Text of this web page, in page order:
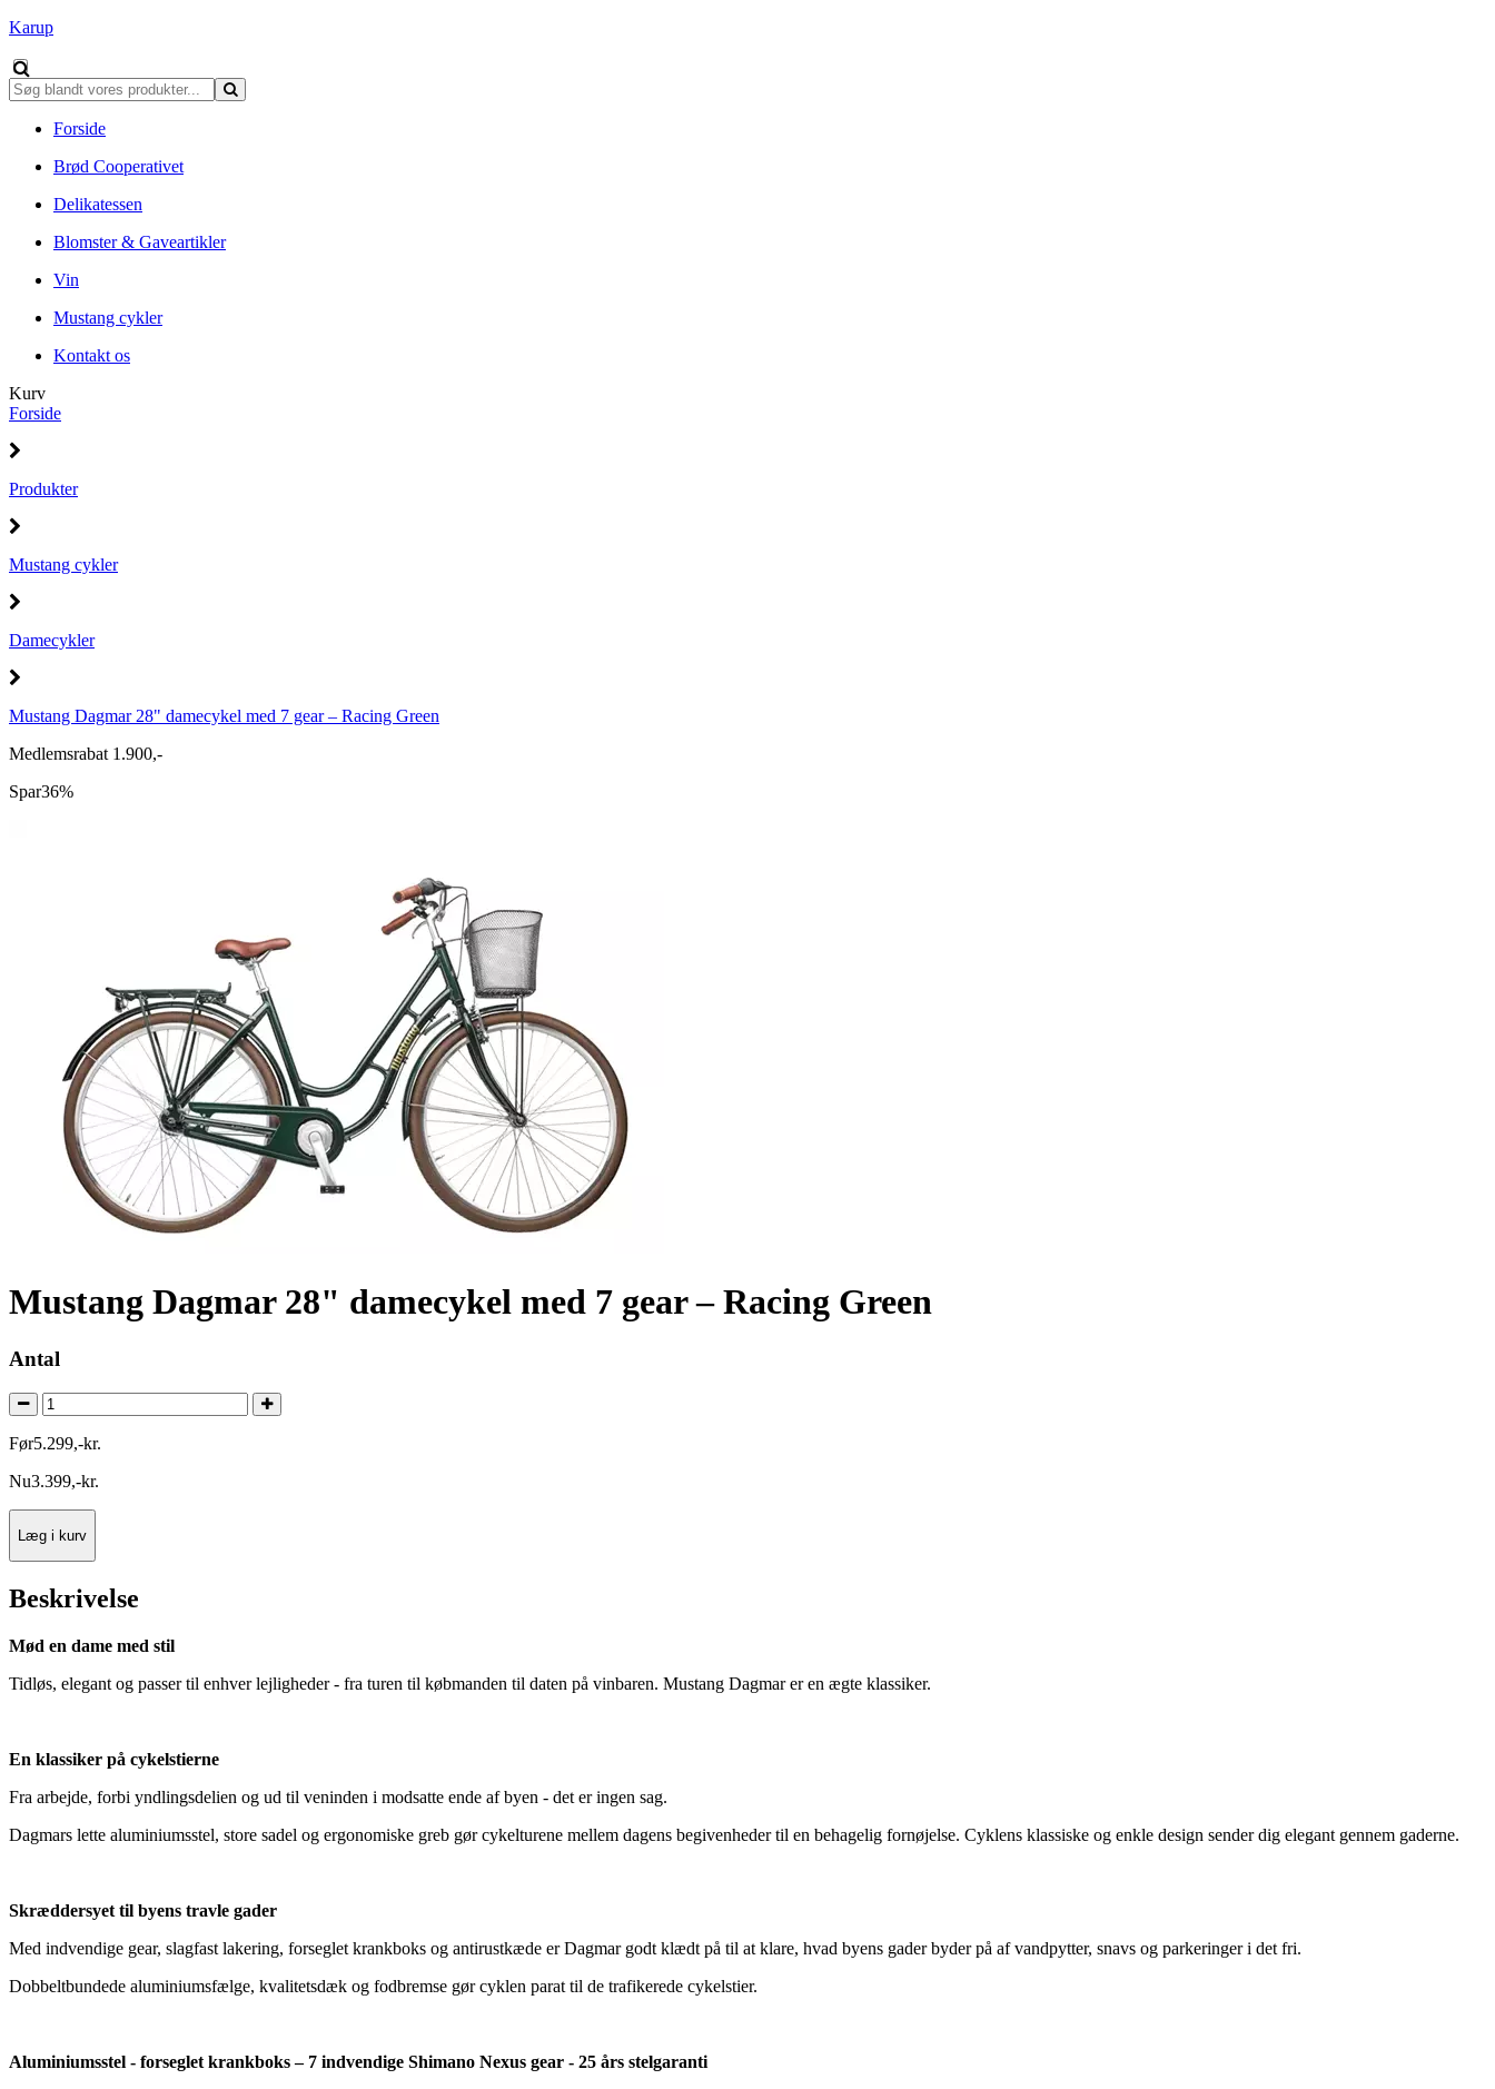
Karup
Forside
Brød Cooperativet
Delikatessen
Blomster & Gaveartikler
Vin
Mustang cykler
Kontakt os
Kurv
Forside
Produkter
Mustang cykler
Damecykler
Mustang Dagmar 28" damecykel med 7 gear – Racing Green
Medlemsrabat 1.900,-
Spar36%
Mustang Dagmar 28" damecykel med 7 gear – Racing Green
Antal
Før5.299,-kr.
Nu3.399,-kr.
Læg i kurv
Beskrivelse
Mød en dame med stil
Tidløs, elegant og passer til enhver lejligheder - fra turen til købmanden til daten på vinbaren. Mustang Dagmar er en ægte klassiker.
En klassiker på cykelstierne
Fra arbejde, forbi yndlingsdelien og ud til veninden i modsatte ende af byen - det er ingen sag.
Dagmars lette aluminiumsstel, store sadel og ergonomiske greb gør cykelturene mellem dagens begivenheder til en behagelig fornøjelse. Cyklens klassiske og enkle design sender dig elegant gennem gaderne.
Skræddersyet til byens travle gader
Med indvendige gear, slagfast lakering, forseglet krankboks og antirustkæde er Dagmar godt klædt på til at klare, hvad byens gader byder på af vandpytter, snavs og parkeringer i det fri.
Dobbeltbundede aluminiumsfælge, kvalitetsdæk og fodbremse gør cyklen parat til de trafikerede cykelstier.
Aluminiumsstel - forseglet krankboks – 7 indvendige Shimano Nexus gear - 25 års stelgaranti